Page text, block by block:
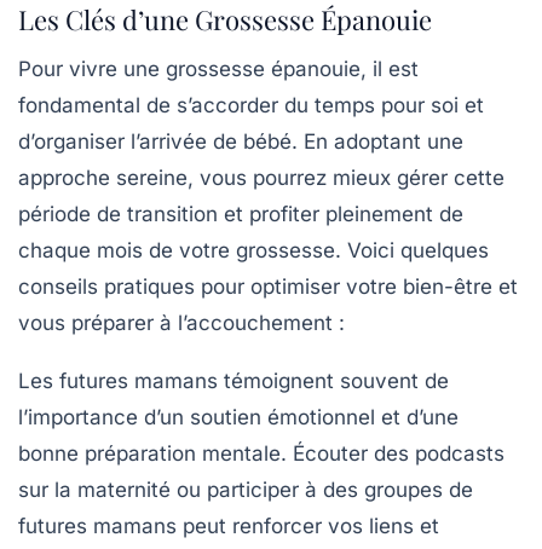
Les Clés d’une Grossesse Épanouie
Pour vivre une grossesse épanouie, il est
fondamental de s’accorder du temps pour soi et
d’organiser l’arrivée de bébé. En adoptant une
approche sereine, vous pourrez mieux gérer cette
période de transition et profiter pleinement de
chaque mois de votre grossesse. Voici quelques
conseils pratiques pour optimiser votre bien-être et
vous préparer à l’accouchement :
Les futures mamans témoignent souvent de
l’importance d’un soutien émotionnel et d’une
bonne préparation mentale. Écouter des podcasts
sur la maternité ou participer à des groupes de
futures mamans peut renforcer vos liens et